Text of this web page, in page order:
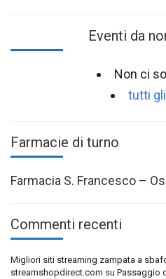
Eventi da
Non ci
tutti
Farmacie di turno
Farmacia S. Francesco –
Commenti recenti
Migliori siti streaming zampata a
streamshopdirect.com su Passaggio